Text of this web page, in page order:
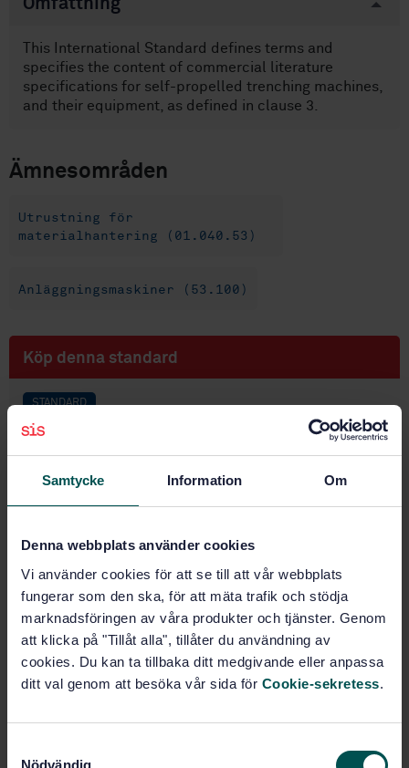
Samtycke Information Om
Denna webbplats använder cookies
Vi använder cookies för att se till att vår webbplats
fungerar som den ska, för att mäta trafik och stödja
marknadsföringen av våra produkter och tjänster. Genom
att klicka på "Tillåt alla", tillåter du användning av
cookies. Du kan ta tillbaka ditt medgivande eller anpassa
ditt val genom att besöka vår sida för Cookie-sekretess.
Nödvändig
Omfattning
This International Standard defines terms and
specifies the content of commercial literature
specifications for self-propelled trenching machines,
and their equipment, as defined in clause 3.
Ämnesområden
Utrustning för
materialhantering (01.040.53)
Anläggningsmaskiner (53.100)
Köp denna standard
STANDARD
SVENSK STANDARD
Anläggningsmaskiner - Dikesgrävare - Terminologi
och handelsspecifikationer (ISO 13539:1998, IDT)
PDF
Lägg i varukorgen
Fler alternativ